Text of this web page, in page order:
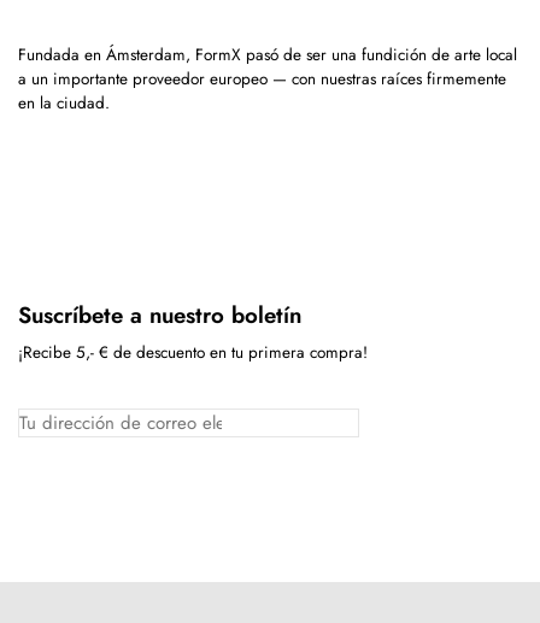
Fundada en Ámsterdam, FormX pasó de ser una fundición de arte local
a un importante proveedor europeo — con nuestras raíces firmemente
en la ciudad.
Suscríbete a nuestro boletín
¡Recibe 5,- € de descuento en tu primera compra!